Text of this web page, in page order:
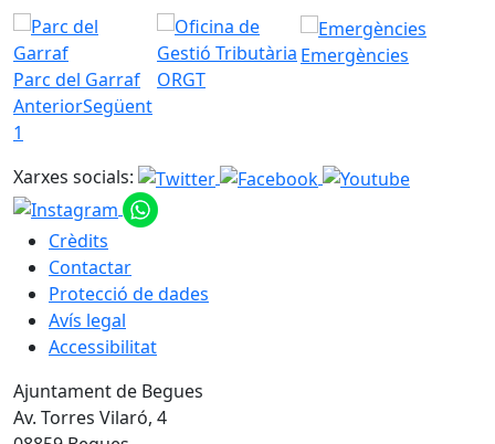
Parc del Garraf ORGT
Emergències
AnteriorSegüent
1
Xarxes socials:
Crèdits
Contactar
Protecció de dades
Avís legal
Accessibilitat
Ajuntament de Begues
Av. Torres Vilaró, 4